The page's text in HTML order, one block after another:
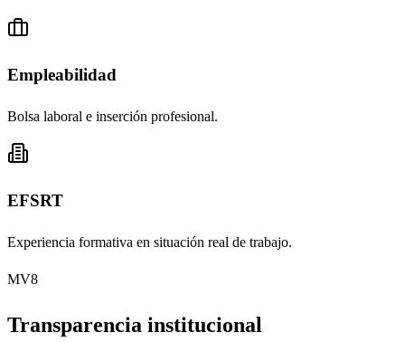
Empleabilidad
Bolsa laboral e inserción profesional.
EFSRT
Experiencia formativa en situación real de trabajo.
MV8
Transparencia institucional